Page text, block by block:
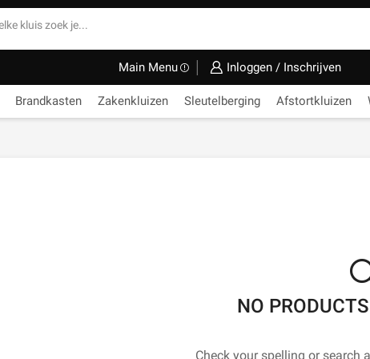
input
Main Menu Inloggen / Inschrijven
Brandkasten Zakenkluizen Sleutelberging Afstortkluizen
NO
Check your spelling or search